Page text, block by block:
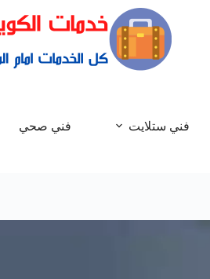
فني ستلايت فني صحي